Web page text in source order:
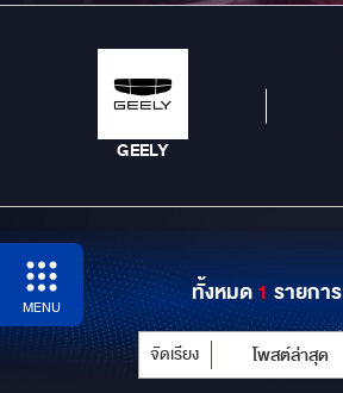
GEELY
MENU ทั้งหมด1 รายการ
จัดเรียง โพสต์ล่าสุด